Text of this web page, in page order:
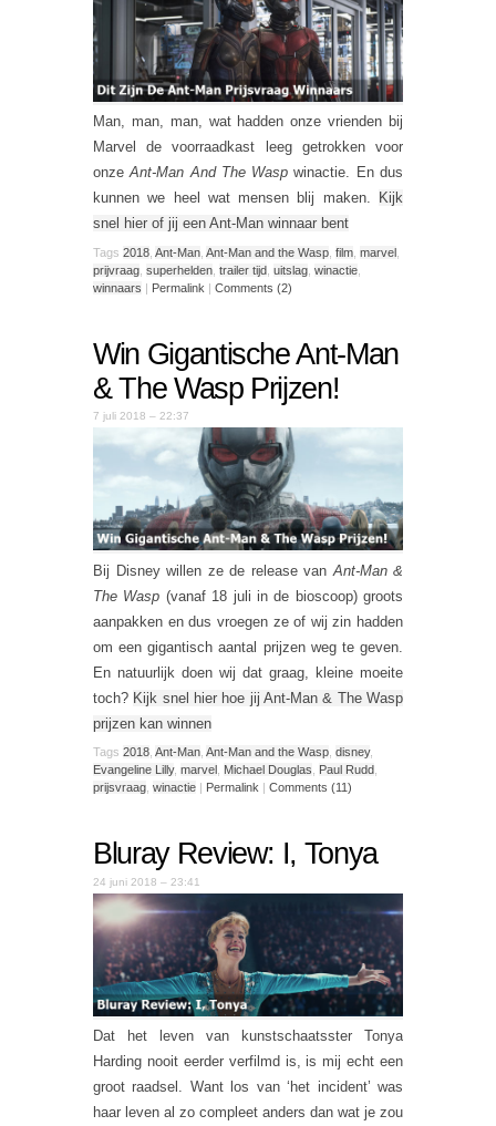
Man, man, man, wat hadden onze vrienden bij
Marvel de voorraadkast leeg getrokken voor
onzeAnt-Man And The Wasp winactie. En dus
kunnen we heel wat mensen blij maken.
Kijk
snel hier of jij een Ant-Man winnaar bent
Tags 2018 Ant-Man Ant-Man and the Wasp film marvel
prijvraag superhelden trailer tijd uitslag winactie
winnaars | Permalink | Comments (2)
Win Gigantische Ant-Man
& The Wasp Prijzen!
7 juli 2018 – 22:37
Bij Disney willen ze de release van Ant-Man &
The Wasp (vanaf 18 juli in de bioscoop) groots
aanpakken en dus vroegen ze of wij zin hadden
om een gigantisch aantal prijzen weg te geven.
En natuurlijk doen wij dat graag, kleine moeite
toch? Kijk snel hier hoe jij Ant-Man & The Wasp
prijzen kan winnen
Tags 2018 Ant-Man Ant-Man and the Wasp disney,
Evangeline Lilly, marvel Michael Douglas Paul Rudd
prijsvraag winactie | Permalink | Comments (11)
Bluray Review: I, Tonya
24 juni 2018 – 23:41
Dat het leven van kunstschaatsster Tonya
Harding nooit eerder verfilmd is, is mij echt een
groot raadsel. Want los van ‘het incident’ was
haar leven al zo compleet anders dan wat je zou